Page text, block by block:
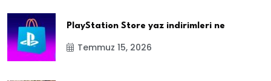
PlayStation Store yaz indirimleri ne
Temmuz 15, 2026